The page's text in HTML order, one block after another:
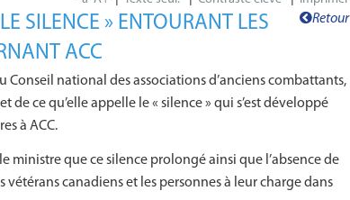
Retour
SILENCE » ENTOURANT LES
ACC
Conseil national des associations d’anciens combattants,
de ce qu’elle appelle le « silence » qui s’est développé
à ACC.
ministre que ce silence prolongé ainsi que l’absence de
canadiens et les personnes à leur charge dans